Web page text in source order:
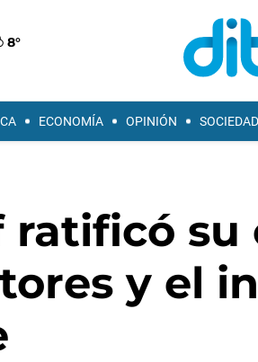
8°
ECONOMÍA OPINIÓN SOCIEDAD
ratificó su
y el